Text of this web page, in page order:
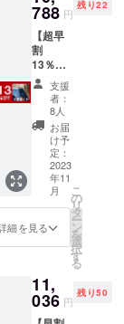
税込み
価格と
なって
おりま
す。
788 円
残り22
【超早
割
13％OF
F】快適
ルーム
ウエ
ア、部
屋着の
テラス
トレッ
チデニ
ムパン
ツ。パ
ジャマ
通常
12,400
10788
円にて
お届け
支援
者：
8人
お届
け予
定：
2023
年11
月
細を見る
こ
の
リ
タ
ー
ン
を
選
択
す
る
11,
036 円
残り50